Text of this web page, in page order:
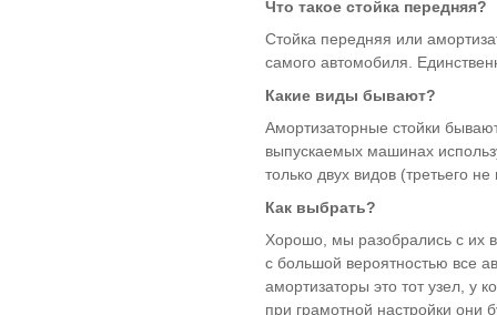
Что такое стойка передняя?
Стойка передняя или
самого автомобиля.
Какие виды бывают?
Амортизаторные стойки
выпускаемых машинах
только двух видов (третьего
Как выбрать?
Хорошо, мы разобрались с их
с большой вероятностью все
амортизаторы это тот узел, у
при грамотной настройки они